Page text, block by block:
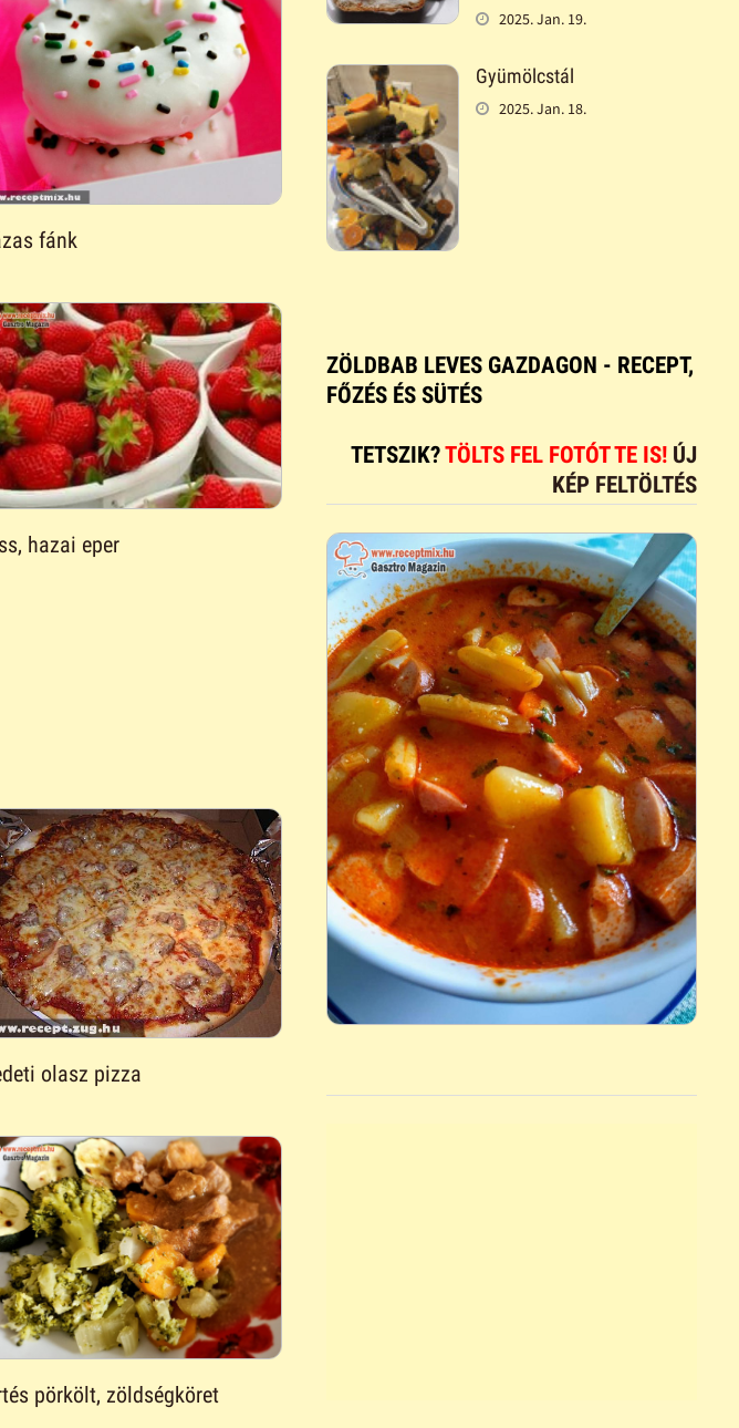
fánk
hazai eper
olasz pizza
pörkölt, zöldségköret
2025. Jan. 19.
Gyümölcstál
2025. Jan. 18.
ZÖLDBAB LEVES GAZDAGON - RECEPT,
FŐZÉS ÉS SÜTÉS
TETSZIK?TÖLTS FEL FOTÓT TE IS! ÚJ
KÉP FELTÖLTÉS